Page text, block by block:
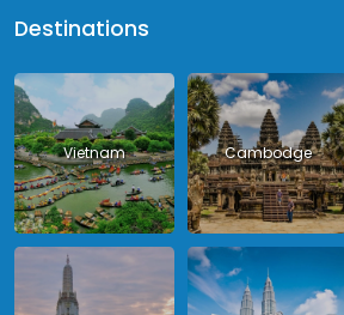
Destinations
Vietnam Cambodge